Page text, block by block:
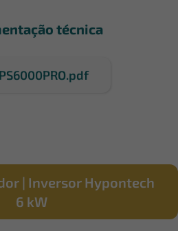
técnica
| Inversor Hypontech
6 kW